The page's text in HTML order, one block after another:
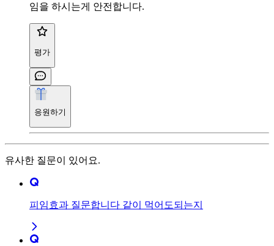
임을 하시는게 안전합니다.
평가
응원하기
유사한 질문이 있어요.
피임효과 질문합니다 같이 먹어도되는지